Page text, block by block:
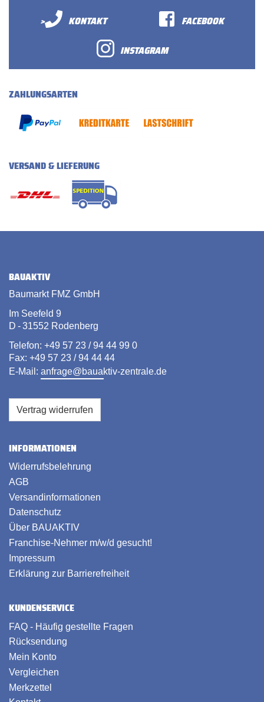
>
KONTAKT
FACEBOOK
INSTAGRAM
ZAHLUNGSARTEN
VERSAND & LIEFERUNG
BAUAKTIV
Baumarkt FMZ GmbH
Im Seefeld 9
D - 31552 Rodenberg
Telefon: +49 57 23 / 94 44 99 0
Fax: +49 57 23 / 94 44 44
E-Mail: anfrage@bauaktiv-zentrale.de
Vertrag widerrufen
INFORMATIONEN
Widerrufsbelehrung
AGB
Versandinformationen
Datenschutz
Über BAUAKTIV
Franchise-Nehmer m/w/d gesucht!
Impressum
Erklärung zur Barrierefreiheit
KUNDENSERVICE
FAQ - Häufig gestellte Fragen
Rücksendung
Mein Konto
Vergleichen
Merkzettel